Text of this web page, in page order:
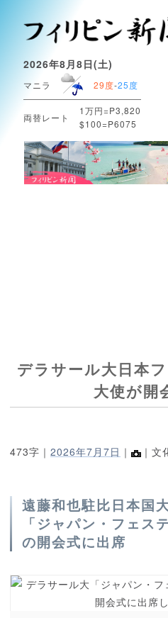
2026年8月8日(土)
マニラ 29度-25度
両替レート
1万円=P3,820
$100=P6075
デラサール大日本
大使が開
473字｜ 2026年7月7日 ｜ ｜文
遠藤和也駐比日本国
「ジャパン・フェス
の開会式に出席